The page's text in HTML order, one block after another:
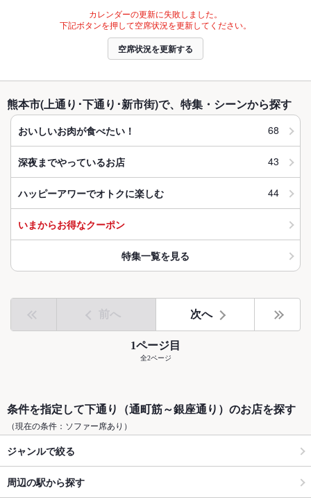
カレンダーの更新に失敗しました。
下記ボタンを押して空席状況を更新してください。
空席状況を更新する
熊本市(上通り･下通り･新市街)で、特集・シーンから探す
おいしいお肉が食べたい！ 68
深夜までやっているお店 43
ハッピーアワーでオトクに楽しむ 44
いまからお得なクーポン
特集一覧を見る
前へ 次へ
1ページ目
全2ページ
条件を指定して下通り（通町筋～銀座通り）のお店を探す
（現在の条件：ソファー席あり）
ジャンルで絞る
周辺の駅から探す